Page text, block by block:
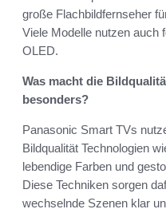
große Flachbildfernseher
Viele Modelle nutzen auch
OLED.
Was macht die
besonders?
Panasonic Smart TVs
Bildqualität Technologien
lebendige Farben und
Diese Techniken sorgen
wechselnde Szenen klar